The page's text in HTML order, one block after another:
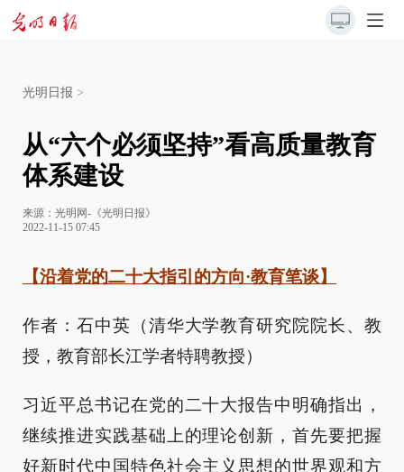
光明日报 >
从“六个必须坚持”看高质量教育
体系建设
来源： 光明网-《光明日报》
2022-11-15 07:45
【沿着党的二十大指引的方向·教育笔谈】
作者：石中英（清华大学教育研究院院长、教
授，教育部长江学者特聘教授）
习近平总书记在党的二十大报告中明确指出，
继续推进实践基础上的理论创新，首先要把握
好新时代中国特色社会主义思想的世界观和方